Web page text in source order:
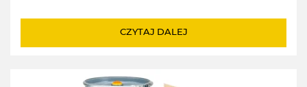
CZYTAJ DALEJ